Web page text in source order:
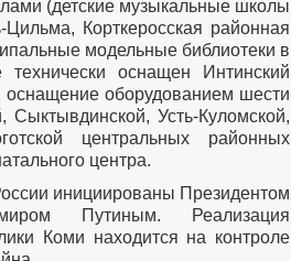
(детские музыкальные школы
Цильма, Корткеросская районная
модельные библиотеки в
оснащен Интинский
оснащение оборудованием шести
Сыктывдинской, Усть-Куломской,
центральных районных
центра.
инициированы Президентом
Путиным. Реализация
Коми находится на контроле